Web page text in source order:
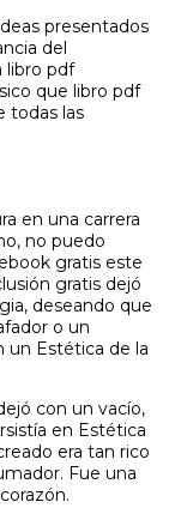
presentados
del
libro pdf
que libro pdf
todas las
en una carrera
no puedo
gratis este
gratis dejó
deseando que
o un
un Estética de la
con un vacío,
en Estética
era tan rico
Fue una